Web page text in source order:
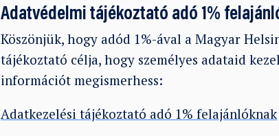
Adatvédelmi tájékoztató adó 1%
Köszönjük, hogy adód 1%-ával a Magyar
tájékoztató célja, hogy személyes adataid
információt megismerhess:
Adatkezelési tájékoztató adó 1% felajánlóknak